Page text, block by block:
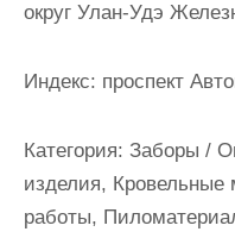
округ Улан-Удэ
Индекс: проспект
Категория: Заборы /
изделия,
работы,